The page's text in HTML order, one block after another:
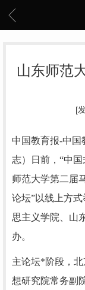
山东师范
[
中国教育报-中国
志）
日前，“中
师范大学第二届
论坛”以线上方
思主义学院、山
办。
主论坛*阶段，
想研究院常务副